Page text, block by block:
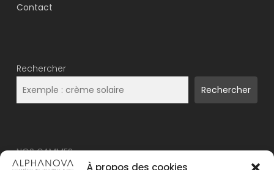
Contact
Rechercher
Rechercher
NOS GAMMES